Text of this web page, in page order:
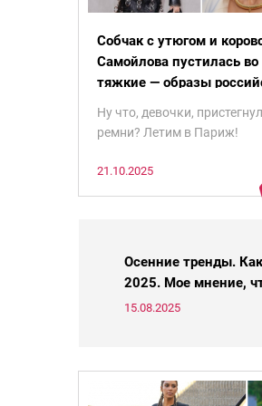
Собчак с утюгом и
Самойлова пустилась во
тяжкие — образы
Париже 2025
Ну что, девочки,
ремни? Летим в Париж!
21.10.2025
Осенние тренды.
2025. Мое мнение,
15.08.2025